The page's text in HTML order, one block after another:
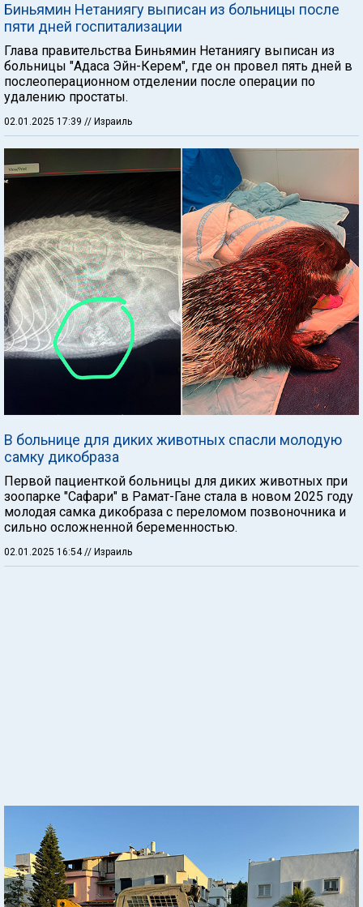
Биньямин Нетаниягу выписан из больницы после
пяти дней госпитализации
Глава правительства Биньямин Нетаниягу выписан из
больницы "Адаса Эйн-Керем", где он провел пять дней в
послеоперационном отделении после операции по
удалению простаты.
02.01.2025 17:39 // Израиль
В больнице для диких животных спасли молодую
самку дикобраза
Первой пациенткой больницы для диких животных при
зоопарке "Сафари" в Рамат-Гане стала в новом 2025 году
молодая самка дикобраза с переломом позвоночника и
сильно осложненной беременностью.
02.01.2025 16:54 // Израиль